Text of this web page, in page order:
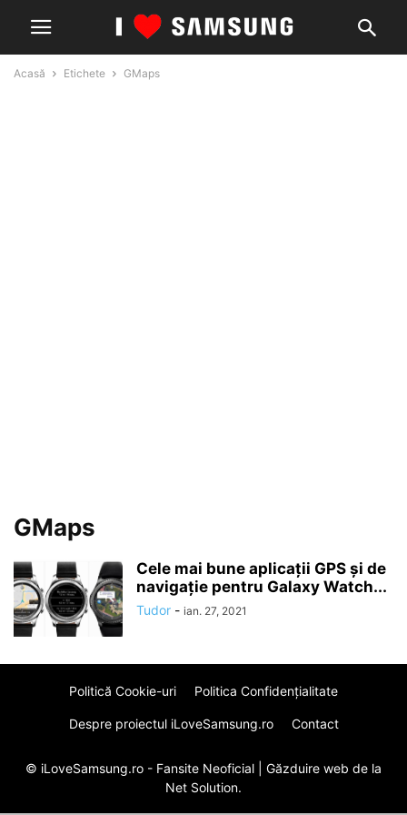
Acasă Etichete GMaps
GMaps
Cele mai bune aplicații GPS și de
navigație pentru Galaxy Watch...
Tudor - ian. 27, 2021
Politică Cookie-uri Politica Confidenţialitate
Despre proiectul iLoveSamsung.ro Contact
© iLoveSamsung.ro - Fansite Neoficial | Găzduire web de la
Net Solution.